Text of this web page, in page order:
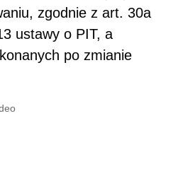
zgodnie z art. 30a
ustawy o PIT, a
po zmianie